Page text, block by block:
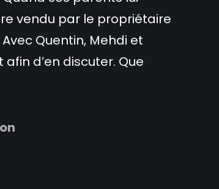
vendu par le propriétaire
Quentin, Mehdi et
d’en discuter. Que